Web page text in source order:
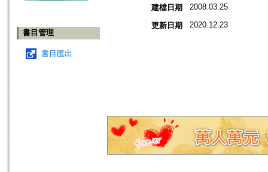
書目管理
書目匯出
建檔日期 2008.03.25
更新日期 2020.12.23